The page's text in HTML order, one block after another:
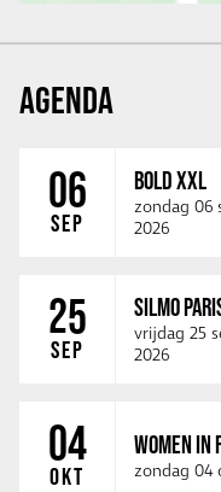
AGENDA
06
SEP
BOLD XXL
zondag 06
2026
25
SEP
SILMO
vrijdag 25
2026
04
OKT
WOMEN IN
zondag 04